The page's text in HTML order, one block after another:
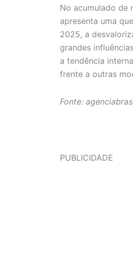
No acumulado de
apresenta uma
2025, a
grandes
a tendência
frente a outras
Fonte:
PUBLICIDADE